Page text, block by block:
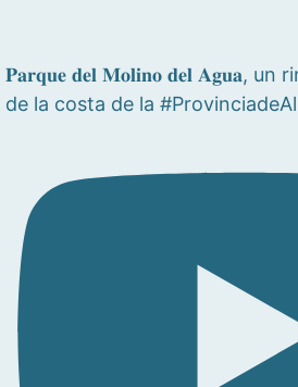
𝐏𝐚𝐫𝐪𝐮𝐞 𝐝𝐞𝐥 𝐌𝐨𝐥𝐢𝐧𝐨 𝐝𝐞𝐥 𝐀𝐠𝐮𝐚,
de la costa de la